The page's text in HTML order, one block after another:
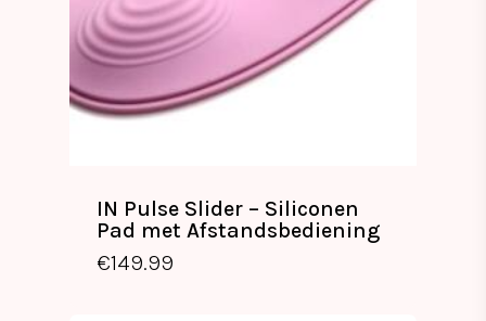
IN Pulse Slider – Siliconen
Pad met Afstandsbediening
€149.99
€149.99